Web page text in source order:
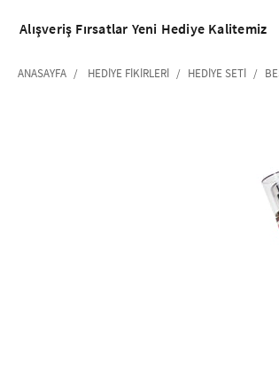
Alışveriş Fırsatlar Yeni Hediye Kalitemiz
ANASAYFA HEDIYE FIKIRLERI HEDIYE SETI